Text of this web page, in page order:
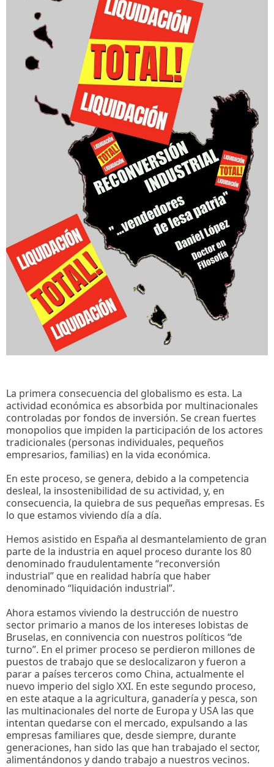
La primera consecuencia del globalismo es esta. La
actividad económica es absorbida por multinacionales
controladas por fondos de inversión. Se crean fuertes
monopolios que impiden la participación de los actores
tradicionales (personas individuales, pequeños
empresarios, familias) en la vida económica.
En este proceso, se genera, debido a la competencia
desleal, la insostenibilidad de su actividad, y, en
consecuencia, la quiebra de sus pequeñas empresas. Es
lo que estamos viviendo día a día.
Hemos asistido en España al desmantelamiento de gran
parte de la industria en aquel proceso durante los 80
denominado fraudulentamente “reconversión
industrial” que en realidad habría que haber
denominado “liquidación industrial”.
Ahora estamos viviendo la destrucción de nuestro
sector primario a manos de los intereses lobistas de
Bruselas, en connivencia con nuestros políticos “de
turno”. En el primer proceso se perdieron millones de
puestos de trabajo que se deslocalizaron y fueron a
parar a países terceros como China, actualmente el
nuevo imperio del siglo XXI. En este segundo proceso,
en este ataque a la agricultura, ganadería y pesca, son
las multinacionales del norte de Europa y USA las que
intentan quedarse con el mercado, expulsando a las
empresas familiares que, desde siempre, durante
generaciones, han sido las que han trabajado el sector,
alimentándonos y dando trabajo a nuestros vecinos.